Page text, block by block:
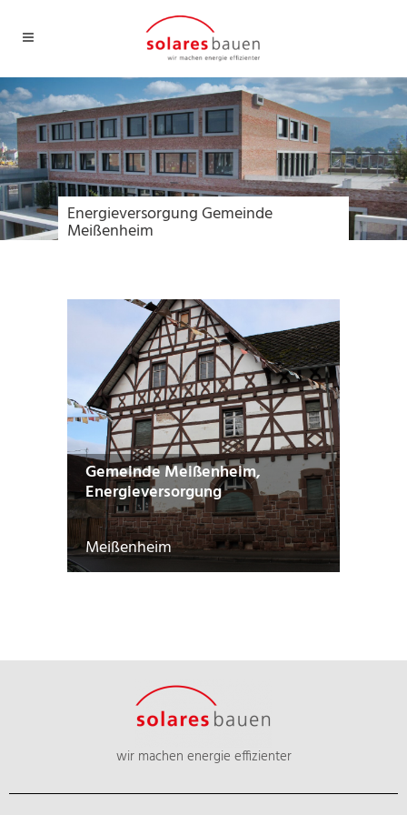
Energieversorgung Gemeinde
Meißenheim
Gemeinde Meißenheim,
Energieversorgung
Meißenheim
wir machen energie effizienter